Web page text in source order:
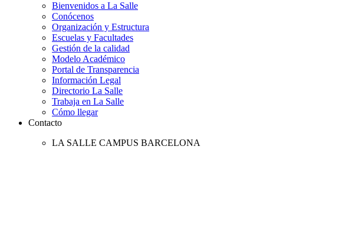
Bienvenidos a La Salle
Conócenos
Organización y Estructura
Escuelas y Facultades
Gestión de la calidad
Modelo Académico
Portal de Transparencia
Información Legal
Directorio La Salle
Trabaja en La Salle
Cómo llegar
Contacto
LA SALLE CAMPUS BARCELONA